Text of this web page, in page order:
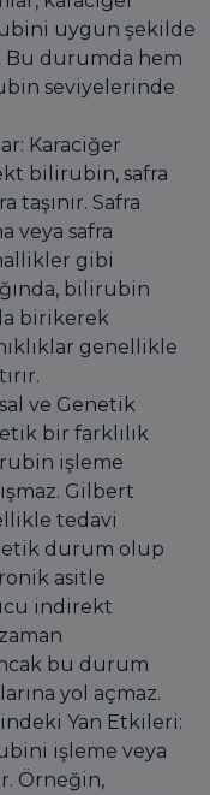
uygun şekilde
Bu durumda hem
seviyelerinde
Karaciğer
bilirubin, safra
taşınır. Safra
veya safra
gibi
bilirubin
birikerek
genellikle
ve Genetik
bir farklılık
işleme
Gilbert
tedavi
durum olup
asitle
indirekt
bu durum
yol açmaz.
Yan Etkileri:
işleme veya
Örneğin,